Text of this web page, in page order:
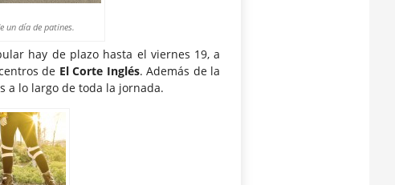
un día de patines.
hay de plazo hasta el viernes 19, a
de El Corte Inglés. Además de la
a lo largo de toda la jornada.